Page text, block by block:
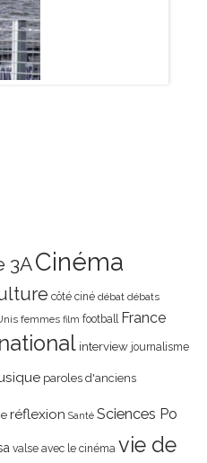
3ACinéma
côté ciné débat débats
femmes film football France
interview journalisme
paroles d'anciens
réflexion Santé Sciences Po
valse avec le cinéma vie de